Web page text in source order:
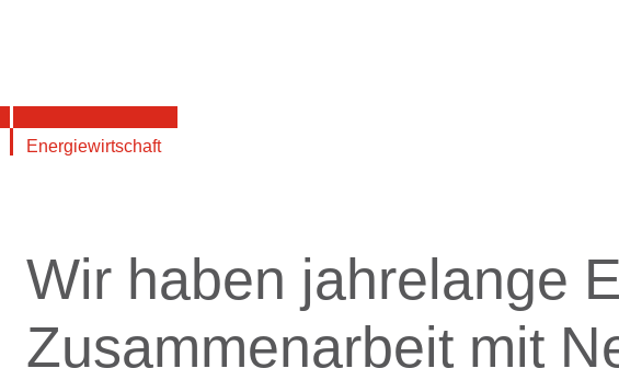
Energiewirtschaft
Wir haben jahrelange
Zusammenarbeit mit